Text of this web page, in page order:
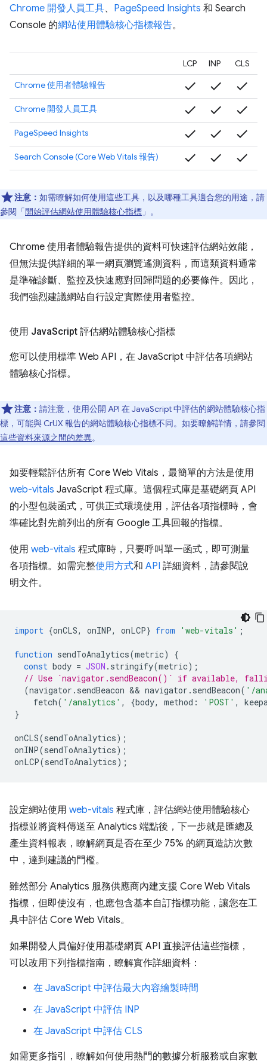
Chrome 開發人員工具、 PageSpeed Insights 和 Search
Console 的網站使用體驗核心指標報告。
LCP INP
CLS
Chrome 使用者體驗報告
check check check
Chrome 開發人員工具 check check check
PageSpeed Insights check check check
Search Console (Core Web Vitals 報告) check check check
注意： 如需瞭解如何使用這些工具，以及哪種工具適合您的用途，請
參閱「開始評估網站使用體驗核心指標 」。
Chrome 使用者體驗報告提供的資料可快速評估網站效能，
但無法提供詳細的單一網頁瀏覽遙測資料，而這類資料通常
是準確診斷、監控及快速應對回歸問題的必要條件。因此，
我們強烈建議網站自行設定實際使用者監控。
使用 JavaScript 評估網站體驗核心指標
您可以使用標準 Web API，在 JavaScript 中評估各項網站
體驗核心指標。
注意： 請注意，使用公開 API 在 JavaScript 中評估的網站體驗核心指
標，可能與 CrUX 報告的網站體驗核心指標不同。如要瞭解詳情，請參閱
這些資料來源之間的差異。
如要輕鬆評估所有 Core Web Vitals，最簡單的方法是使用
web-vitals JavaScript 程式庫。這個程式庫是基礎網頁 API
的小型包裝函式，可供正式環境使用，評估各項指標時，會
準確比對先前列出的所有 Google 工具回報的指標。
使用 web-vitals 程式庫時，只要呼叫單一函式，即可測量
各項指標。如需完整使用方式和 API 詳細資料，請參閱說
明文件。
import {onCLS, onINP, onLCP} from 'web-vitals' ;
function sendToAnalytics(metric)
{
const body = JSON . stringify(metric);
// Use `navigator.sendBeacon()` if available,
(navigator . sendBeacon && navigator . sendBeacon( '/
fetch( '/analytics' , {body, method : 'POST' ,
}
onCLS(sendToAnalytics);
onINP(sendToAnalytics);
onLCP(sendToAnalytics);
設定網站使用 web-vitals 程式庫，評估網站使用體驗核心
指標並將資料傳送至 Analytics 端點後，下一步就是匯總及
產生資料報表，瞭解網頁是否在至少 75% 的網頁造訪次數
中，達到建議的門檻。
雖然部分 Analytics 服務供應商內建支援 Core Web Vitals
指標，但即使沒有，也應包含基本自訂指標功能，讓您在工
具中評估 Core Web Vitals。
如果開發人員偏好使用基礎網頁 API 直接評估這些指標，
可以改用下列指標指南，瞭解實作詳細資料：
在 JavaScript 中評估最大內容繪製時間
在 JavaScript 中評估 INP
在 JavaScript 中評估 CLS
如需更多指引，瞭解如何使用熱門的數據分析服務或自家數